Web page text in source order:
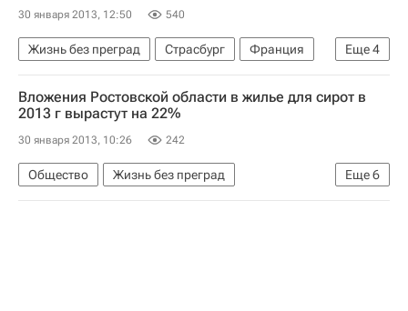
30 января 2013, 12:50 540
Еще4
Жизнь без преград Страсбург
Франция
Европа
Весь мир
Школа волонтера
Россия
Вложения Ростовской области в жилье для сирот в
2013 г вырастут на 22%
30 января 2013, 10:26 242
Еще6
Общество
Жизнь без преград
Ростовская область
Европа
Весь мир